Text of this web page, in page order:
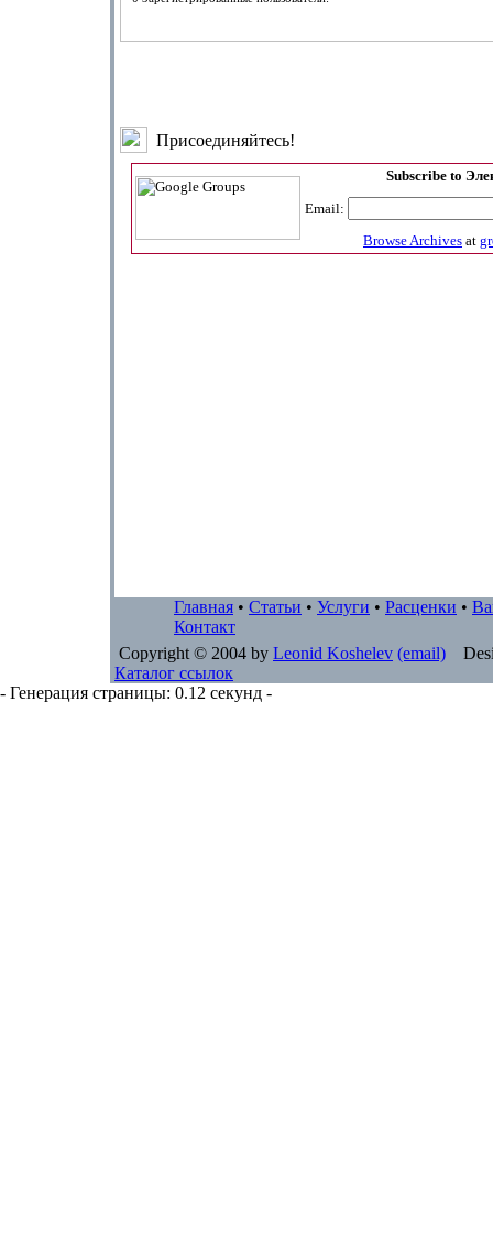
Присоединяйтесь!
Subscribe to
Email:
Browse Archives at
Главная • Статьи • Услуги • Расценки •
Контакт
Copyright © 2004 by Leonid Koshelev (email)
Каталог ссылок
- Генерация страницы: 0.12 секунд -